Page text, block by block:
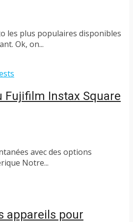
les plus populaires disponibles
Ok, on...
Fujifilm Instax Square
avec des options
Notre...
appareils pour